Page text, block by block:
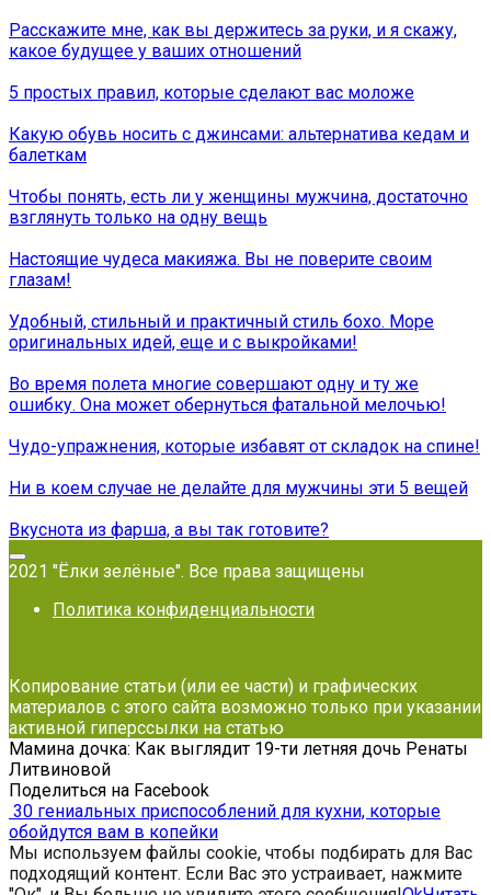
Расскажите мне, как вы держитесь за руки, и я скажу,
какое будущее у ваших отношений
5 простых правил, которые сделают вас моложе
Какую обувь носить с джинсами: альтернатива кедам и
балеткам
Чтобы понять, есть ли у женщины мужчина, достаточно
взглянуть только на одну вещь
Настоящие чудеса макияжа. Вы не поверите своим
глазам!
Удобный, стильный и практичный стиль бохо. Море
оригинальных идей, еще и с выкройками!
Во время полета многие совершают одну и ту же
ошибку. Она может обернуться фатальной мелочью!
Чудо-упражнения, которые избавят от складок на спине!
Ни в коем случае не делайте для мужчины эти 5 вещей
Вкуснота из фарша, а вы так готовите?
2021 "Ёлки зелёные". Все права защищены
Политика конфиденциальности
Копирование статьи (или ее части) и графических
материалов с этого сайта возможно только при указании
активной гиперссылки на статью
Мамина дочка: Как выглядит 19-ти летняя дочь Ренаты
Литвиновой
Поделиться на Facebook
30 гениальных приспособлений для кухни, которые
обойдутся вам в копейки
Мы используем файлы cookie, чтобы подбирать для Вас
подходящий контент. Если Вас это устраивает, нажмите